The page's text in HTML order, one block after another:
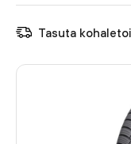
Tasuta